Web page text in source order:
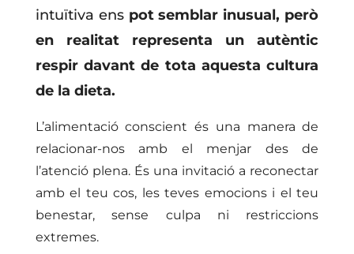
intuïtiva ens pot semblar inusual, però
en realitat representa un autèntic
respir davant de tota aquesta cultura
de la dieta.
L’alimentació conscient és una manera de
relacionar-nos amb el menjar des de
l’atenció plena. És una invitació a reconectar
amb el teu cos, les teves emocions i el teu
benestar, sense culpa ni restriccions
extremes.